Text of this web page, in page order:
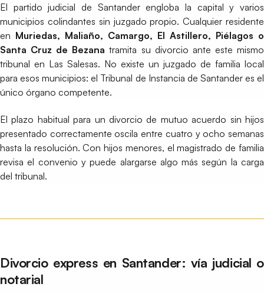
El partido judicial de Santander engloba la capital y varios
municipios colindantes sin juzgado propio. Cualquier residente
en Muriedas, Maliaño, Camargo, El Astillero, Piélagos o
Santa Cruz de Bezana tramita su divorcio ante este mismo
tribunal en Las Salesas. No existe un juzgado de familia local
para esos municipios: el Tribunal de Instancia de Santander es el
único órgano competente.
El plazo habitual para un divorcio de mutuo acuerdo sin hijos
presentado correctamente oscila entre cuatro y ocho semanas
hasta la resolución. Con hijos menores, el magistrado de familia
revisa el convenio y puede alargarse algo más según la carga
del tribunal.
Divorcio express en Santander: vía judicial o
notarial